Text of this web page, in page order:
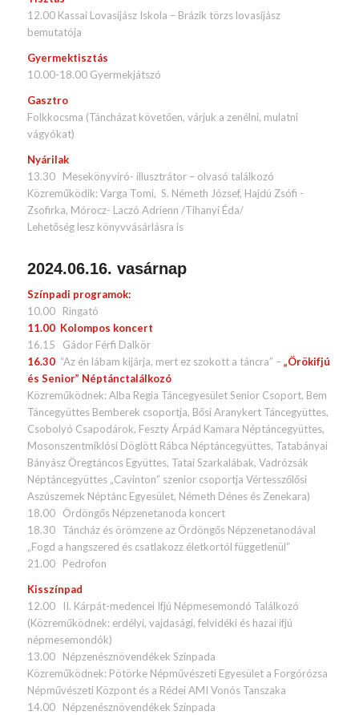
12.00 Kassai Lovasíjász Iskola – Brázik törzs lovasíjász
bemutatója
Gyermektisztás
10.00-18.00 Gyermekjátszó
Gasztro
Folkkocsma (Táncházat követően, várjuk a zenélni, mulatni
vágyókat)
Nyárilak
13.30 Mesekönyvíró- illusztrátor – olvasó találkozó
Közreműködik: Varga Tomi, S. Németh József, Hajdú Zsófi -
Zsofirka, Mórocz- Laczó Adrienn /Tihanyi Éda/
Lehetőség lesz könyvvásárlásra is
2024.06.16. vasárnap
Színpadi programok:
10.00 Ringató
11.00 Kolompos koncert
16.15 Gádor Férfi Dalkör
16.30“Az én lábam kijárja, mert ez szokott a táncra” – „Örökifjú
és Senior” Néptánctalálkozó
Közreműködnek: Alba Regia Táncegyesület Senior Csoport, Bem
Táncegyüttes Bemberek csoportja, Bősi Aranykert Táncegyüttes,
Csobolyó Csapodárok, Feszty Árpád Kamara Néptáncegyüttes,
Mosonszentmiklósi Döglött Rábca Néptáncegyüttes, Tatabányai
Bányász Öregtáncos Együttes, Tatai Szarkalábak, Vadrózsák
Néptáncegyüttes „Cavinton” szenior csoportja Vértesszőlősi
Aszúszemek Néptánc Egyesület, Németh Dénes és Zenekara)
18.00 Ördöngős Népzenetanoda koncert
18.30 Táncház és örömzene az Ördöngős Népzenetanodával
„Fogd a hangszered és csatlakozz életkortól függetlenül”
21.00 Pedrofon
Kisszínpad
12.00 II. Kárpát-medencei Ifjú Népmesemondó Találkozó
(Közreműködnek: erdélyi, vajdasági, felvidéki és hazai ifjú
népmesemondók)
13.00 Népzenésznövendékek Színpada
Közreműködnek: Pötörke Népművészeti Egyesület a Forgórózsa
Népművészeti Központ és a Rédei AMI Vonós Tanszaka
14.00 Népzenésznövendékek Színpada